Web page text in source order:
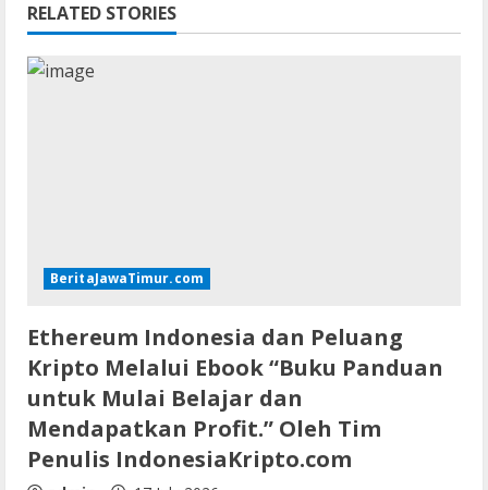
RELATED STORIES
BeritaJawaTimur.com
Ethereum Indonesia dan Peluang
Kripto Melalui Ebook “Buku Panduan
untuk Mulai Belajar dan
Mendapatkan Profit.” Oleh Tim
Penulis IndonesiaKripto.com